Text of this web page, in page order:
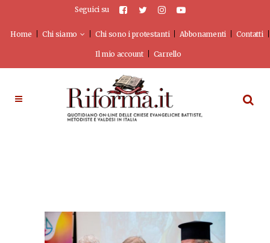
Seguici su
Home Chi siamo Chi sono i protestanti Abbonamenti Contatti
Il mio account Carrello